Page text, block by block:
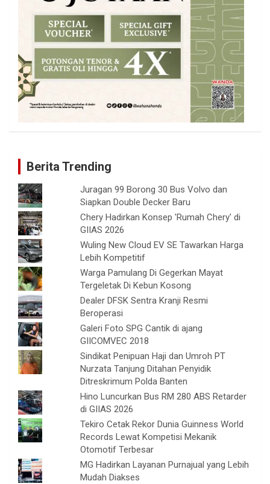
Berita Trending
Juragan 99 Borong 30 Bus Volvo dan
Siapkan Double Decker Baru
Chery Hadirkan Konsep 'Rumah Chery' di
GIIAS 2026
Wuling New Cloud EV SE Tawarkan Harga
Lebih Kompetitif
Warga Pamulang Di Gegerkan Mayat
Tergeletak Di Kebun Kosong
Dealer DFSK Sentra Kranji Resmi
Beroperasi
Galeri Foto SPG Cantik di ajang
GIICOMVEC 2018
Sindikat Penipuan Haji dan Umroh PT
Nurzata Tanjung Ditahan Penyidik
Ditreskrimum Polda Banten
Hino Luncurkan Bus RM 280 ABS Retarder
di GIIAS 2026
Tekiro Cetak Rekor Dunia Guinness World
Records Lewat Kompetisi Mekanik
Otomotif Terbesar
MG Hadirkan Layanan Purnajual yang Lebih
Mudah Diakses